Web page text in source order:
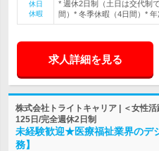
休日
休暇
* 週休2日制（土日は交代制
間）* 冬季休暇（4日間）* 年
求人詳細を見る
株式会社トライトキャリア | ＜女性
125日/完全週休2日制
未経験歓迎★医療福祉業界のデ
務】